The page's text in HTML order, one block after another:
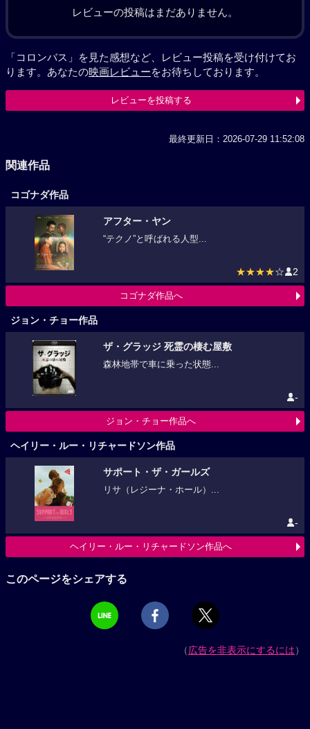
レビューの投稿はまだありません。
「コロンバス」を見た感想など、レビュー投稿を受け付けてお
ります。あなたの映画レビューをお待ちしております。
レビューを投稿する
最終更新日：2026-07-29 11:52:08
関連作品
コゴナダ作品
アフター・ヤン
“テクノ”と呼ばれる人型...
★★★★☆ 2
コゴナダ作品へ
ジョン・チョー作品
ザ・グラッジ 死霊の棲む屋敷
森林地帯で車に乗った状態...
-
ジョン・チョー作品へ
ヘイリー・ルー・リチャードソン作品
サポート・ザ・ガールズ
リサ（レジーナ・ホール）...
-
ヘイリー・ルー・リチャードソン作品へ
このページをシェアする
（広告を非表示にするには）